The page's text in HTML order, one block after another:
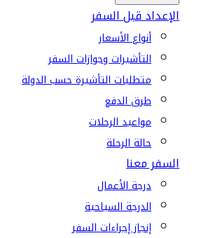
الإعداد قبل السفر
أنواع الأسعار
التأشيرات وجوازات السفر
متطلبات التأشيرة حسب الدولة
طرق الدفع
مواعيد الرحلات
حالة الرحلة
السفر معنا
درجة الأعمال
الدرجة السياحية
إنجاز إجراءات السفر